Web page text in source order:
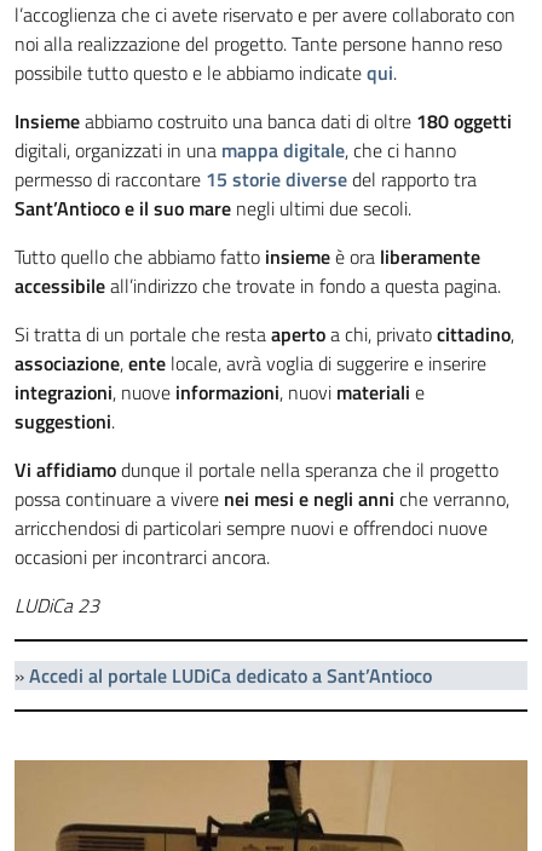
l’accoglienza che ci avete riservato e per avere collaborato con
noi alla realizzazione del progetto. Tante persone hanno reso
possibile tutto questo e le abbiamo indicatequi.
Insiemeabbiamo costruito una banca dati di oltre 180 oggetti
digitali, organizzati in una mappa digitale, che ci hanno
permesso di raccontare 15 storie diversedel rapporto tra
Sant’Antioco e il suo mare negli ultimi due secoli.
Tutto quello che abbiamo fatto insiemeè ora liberamente
accessibileall’indirizzo che trovate in fondo a questa pagina.
Si tratta di un portale che restaapertoa chi, privatocittadino,
associazione,ente locale, avrà voglia di suggerire e inserire
integrazioni, nuove informazioni, nuovi materiali e
suggestioni.
Vi affidiamodunque il portale nella speranza che il progetto
possa continuare a vivere nei mesi e negli anni che verranno,
arricchendosi di particolari sempre nuovi e offrendoci nuove
occasioni per incontrarci ancora.
LUDiCa 23
»Accedi al portale LUDiCa dedicato a Sant’Antioco